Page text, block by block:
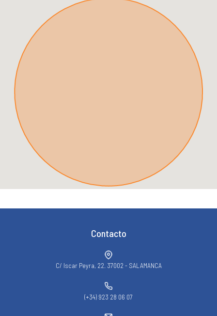
Contacto
C/ Iscar Peyra, 22. 37002 - SALAMANCA
(+34) 923 28 06 07